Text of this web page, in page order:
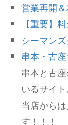
営業再開
【重要】
シーマン
串本・古
串本と古
いるサイ
当店から
す！！！